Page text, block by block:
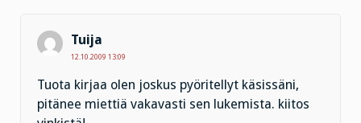
Tuija
12.10.2009 13:09
Tuota kirjaa olen joskus pyöritellyt käsissäni,
pitänee miettiä vakavasti sen lukemista. kiitos